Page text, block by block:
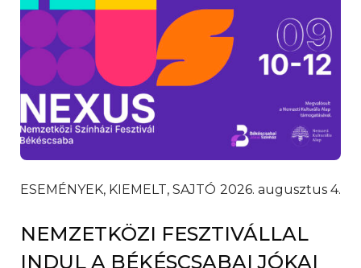
ESEMÉNYEK, KIEMELT, SAJTÓ 2026. augusztus 4.
NEMZETKÖZI FESZTIVÁLLAL
INDUL A BÉKÉSCSABAI JÓKAI